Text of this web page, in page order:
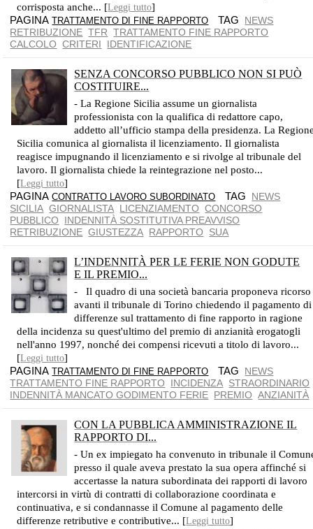
corrisposta anche... [Leggi tutto]
PAGINATRATTAMENTO DI FINE RAPPORTO TAG NEWS
RETRIBUZIONE TFR TRATTAMENTO FINE RAPPORTO
CALCOLO CRITERI IDENTIFICAZIONE
SENZA CONCORSO PUBBLICO NON SI PUÒ
COSTITUIRE...
- La Regione Sicilia assume un giornalista
professionista con la qualifica di redattore capo,
addetto all’ufficio stampa della presidenza. La
Sicilia comunica al giornalista il licenziamento. Il giornalista
reagisce impugnando il licenziamento e si rivolge al tribunale del
lavoro. Il giornalista chiede la reintegrazione nel posto...
[Leggi tutto]
PAGINACONTRATTO LAVORO SUBORDINATO TAG NEWS
SICILIA GIORNALISTA LICENZIAMENTO CONCORSO
PUBBLICO
INDENNITÀ SOSTITUTIVA PREAVVISO
RETRIBUZIONE GIUSTEZZA RAPPORTO SUA
L’INDENNITÀ PER LE FERIE NON GODUTE
E IL PREMIO...
- Il quadro di una società bancaria proponeva ricorso
avanti il tribunale di Torino chiedendo il pagamento di
differenze sul trattamento di fine rapporto in ragione
della incidenza su quest'ultimo del premio di anzianità erogatogli
nell'anno 1997, nonché dei compensi ricevuti a titolo di lavoro...
[Leggi tutto]
PAGINATRATTAMENTO DI FINE RAPPORTO TAG NEWS
TRATTAMENTO FINE RAPPORTO
INCIDENZA STRAORDINARIO
INDENNITÀ MANCATO GODIMENTO FERIE PREMIO ANZIANITÀ
CON LA PUBBLICA AMMINISTRAZIONE IL
RAPPORTO DI...
- Un ex impiegato ha convenuto in tribunale il
presso il quale aveva prestato la sua opera affinché si
accertasse la natura subordinata dei rapporti di lavoro
intercorsi in virtù di contratti di collaborazione coordinata e
continuativa, e si condannasse il Comune al pagamento delle
differenze retributive e contributive... [Leggi tutto]